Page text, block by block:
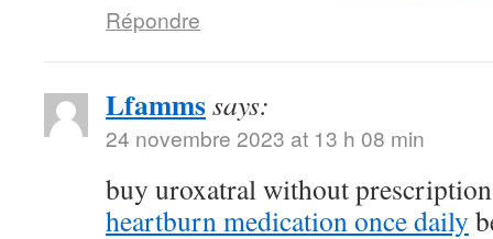
Répondre
Lfammssays:
24 novembre 2023 at 13 h 08 min
buy uroxatral without
heartburn medication once daily